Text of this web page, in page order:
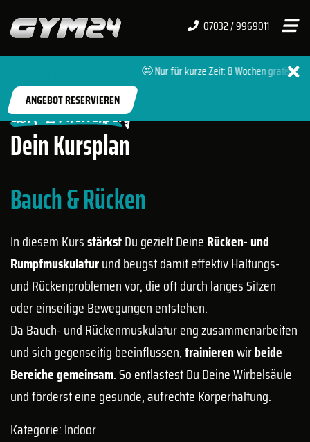
07032 / 9969011
🤩 Nur für kurze Zeit: 8 Wochen gratis 🔥
ANGEBOT RESERVIEREN
HERRENBERG PREMIUM
Dein Kursplan
GYM-24 Herrenberg
Bauch & Rücken
In diesem KursstärkstDu gezielt DeineRücken- und
Rumpfmuskulaturund beugst damit effektiv Haltungs-
und Rückenproblemen vor, die oft durch langes Sitzen
oder einseitige Bewegungen entstehen.
Da Bauch- und Rückenmuskulatur eng zusammenarbeiten
und sich gegenseitig beeinflussen,trainierenwirbeide
Bereiche gemeinsam. So entlastest Du Deine Wirbelsäule
und förderst eine gesunde, aufrechte Körperhaltung.
Kategorie: Indoor